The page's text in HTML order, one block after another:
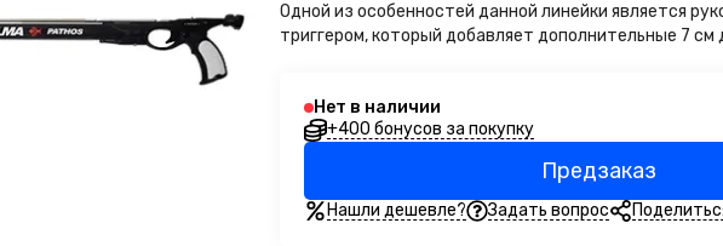
Одной из особенностей данной линейки является
триггером, который добавляет дополнительные 7 см
Нет в наличии
+400 бонусов за покупку
Предзаказ
Нашли дешевле? Задать вопрос